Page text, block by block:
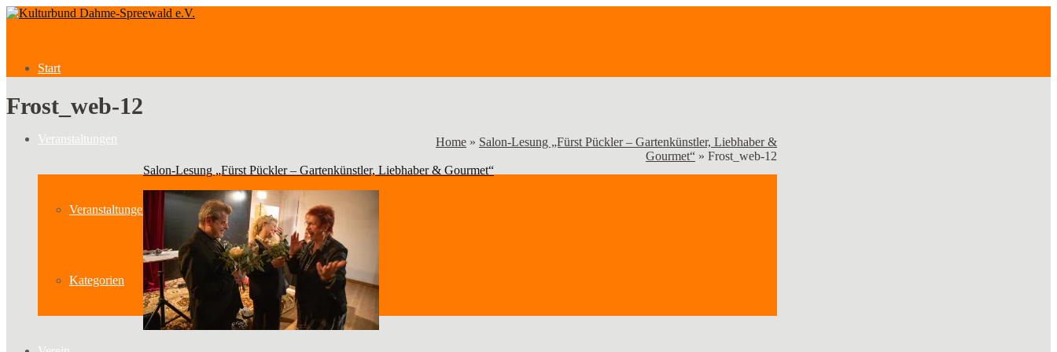
Start
Veranstaltungen
Veranstaltungen
Kategorien
Frost_web-12
Home » Salon-Lesung „Fürst Pückler – Gartenkünstler, Liebhaber &
Gourmet“ » Frost_web-12
Salon-Lesung „Fürst Pückler – Gartenkünstler, Liebhaber & Gourmet“